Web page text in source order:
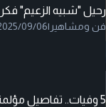
رحيل "شبيه الزعيم"
فن ومشاهير |
09/06
5 وفيات.. تفاصيل